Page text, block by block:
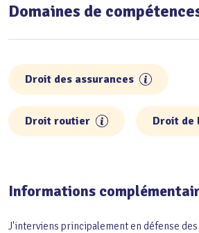
Domaines de
Droit des assurances
Droit routier Droit de
Informations
J'interviens principalement en défense